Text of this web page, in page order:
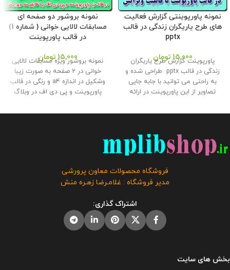
نمونه پاورپوینتی گزارش فعالیت
های طرح یاریگران زندگی در قالب
pptx
15,000 تومان
پاورپوینت گزارش طرح یاریگران
زندگی در قالب pptx طراحی شده و
به راحتی می توانید با جابه جایی
تصاویر از این پاورپوینت در ارائه
محصول با کیفیتی عالی در فروشگاه
مگابایتکلیه حقوق این بروشور به
فروشگاه و وبلاگ معاون پرورشی
این محصول به هر نحوی مورد
رضایت ما نمی باشد و شرعا حرام می
نمونه بروشور دو صفحه ای
مسابقات لالایی خوانی ( شماره 1)
در قالب پاورپوینت
15,000 تومان
نمونه بروشور ویژه مسابقات لالایی
خوانی در 2 صفحه به صورت زیبا
وشکیل در اندازه a4 و رنگی در قالب
پاورپوینت و پی دی اف در وبلاگ
. از این نمونه بروشور همکاران و
نمایند . حجم فایل : 2 مگابایت
وبلاگ معاون پرورشی متعلق می
باشد و فروش و انتشار این محصول
باشد و شرعا حرام می باشد.
فروشگاه محصولات معاون پرورشی
مدیر فروشگاه : غلامـرضا زهـره منش
اشتراک گذاری:
بخش های سایت